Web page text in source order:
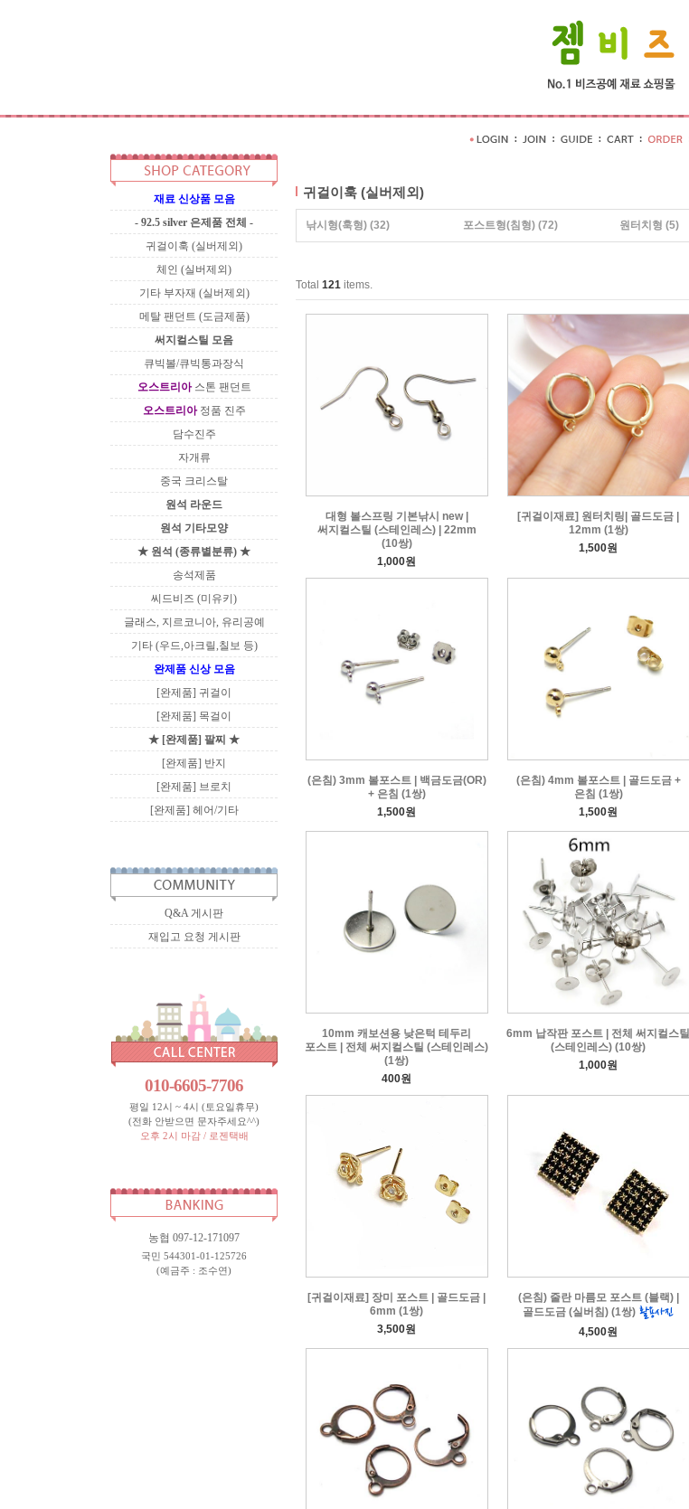
재료 신상품 모음
- 92.5 silver 은제품 전체 -
귀걸이훅 (실버제외)
체인 (실버제외)
기타 부자재 (실버제외)
메탈 팬던트 (도금제품)
써지컬스틸 모음
큐빅볼/큐빅통과장식
오스트리아스톤 팬던트
오스트리아정품 진주
담수진주
자개류
중국 크리스탈
원석 라운드
원석 기타모양
★ 원석 (종류별분류) ★
송석제품
씨드비즈 (미유키)
글래스, 지르코니아, 유리공예
기타 (우드,아크릴,칠보 등)
완제품 신상 모음
[완제품] 귀걸이
[완제품] 목걸이
★ [완제품] 팔찌 ★
[완제품] 반지
[완제품] 브로치
[완제품] 헤어/기타
Q&A 게시판
재입고 요청 게시판
010-6605-7706
평일 12시 ~ 4시 (토요일휴무)
(전화 안받으면 문자주세요^^)
오후 2시 마감 / 로젠택배
농협 097-12-171097
국민 544301-01-125726
(예금주 : 조수연)
귀걸이훅 (실버제외)
낚시형(훅형) (32) 포스트형(침형)(72) 원터치형 (5)
Total 121 items.
대형 볼스프링 기본낚시 new |
써지컬스틸 (스테인레스) | 22mm
(10쌍)
1,000원
[귀걸이재료] 원터치링| 골드도금 |
12mm (1쌍)
1,500원
(은침) 3mm 볼포스트 | 백금도금(OR)
+ 은침 (1쌍)
1,500원
(은침) 4mm 볼포스트 | 골드도금 +
은침 (1쌍)
1,500원
10mm 캐보션용 낮은턱 테두리
포스트 | 전체 써지컬스틸 (스테인레스)
(1쌍)
400원
6mm 납작판 포스트 | 전체 써지컬스틸
(스테인레스) (10쌍)
1,000원
[귀걸이재료] 장미 포스트 | 골드도금 |
6mm (1쌍)
3,500원
(은침) 줄란 마름모 포스트 (블랙) |
골드도금 (실버침) (1쌍)
4,500원